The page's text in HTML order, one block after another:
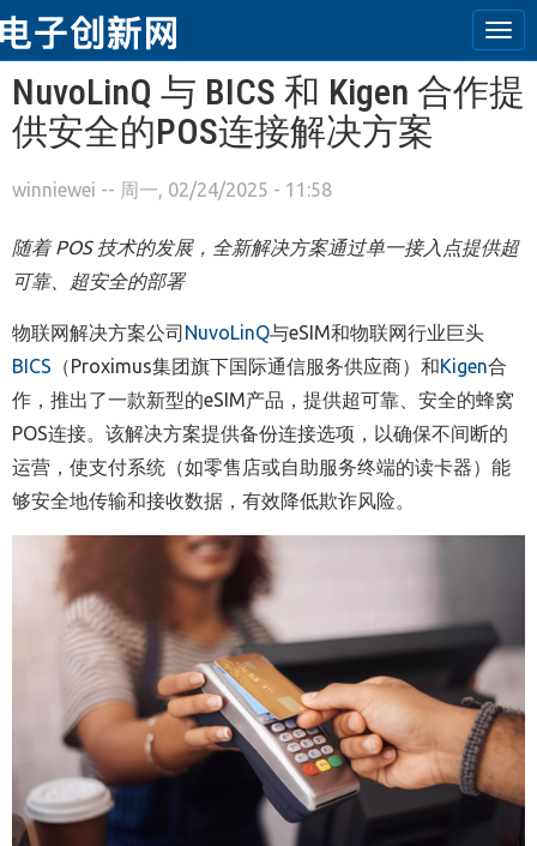
跳转到主要内容
NuvoLinQ 与 BICS 和 Kigen 合作提
供安全的POS连接解决方案
winniewei -- 周一, 02/24/2025 - 11:58
随着POS 技术的发展，全新解决方案通过单一接入点提供超
可靠、超安全的部署
物联网解决方案公司NuvoLinQ与eSIM和物联网行业巨头
BICS （Proximus集团旗下国际通信服务供应商）和Kigen合
作，推出了一款新型的eSIM产品，提供超可靠、安全的蜂窝
POS连接。该解决方案提供备份连接选项，以确保不间断的
运营，使支付系统（如零售店或自助服务终端的读卡器）能
够安全地传输和接收数据，有效降低欺诈风险。